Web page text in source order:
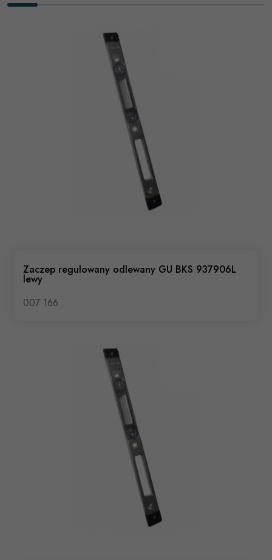
Zaczep regulowany odlewany GU BKS 937906L
lewy
007 166